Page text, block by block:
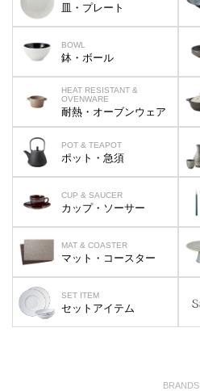
皿・プレート
BOWL
鉢・ボール
HEAT RESISTANT &
OVENWARE
耐熱・オーブンウェア
POT & TEAPOT
ポット・急須
CUP & SAUCER
カップ・ソーサー
MAT & COASTER
マット・コースター
SET ITEM
セットアイテム
BRANDS